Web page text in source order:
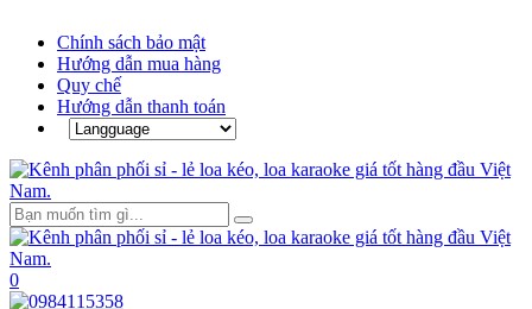
Chính sách bảo mật
Hướng dẫn mua hàng
Quy chế
Hướng dẫn thanh toán
0